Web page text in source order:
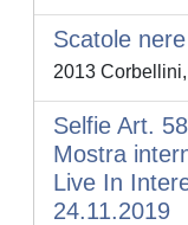
Scatole
2013 Corbellini,
Selfie Art.
Mostra
Live In
24.11.2019